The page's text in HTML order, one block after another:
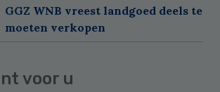
GGZ WNB vreest landgoed deels te
moeten verkopen
voor u